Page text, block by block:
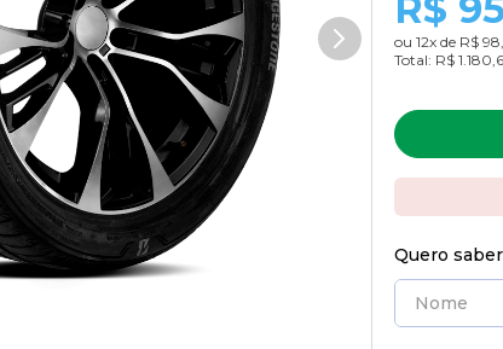
ou 12x de R$
Total: R$
Quero